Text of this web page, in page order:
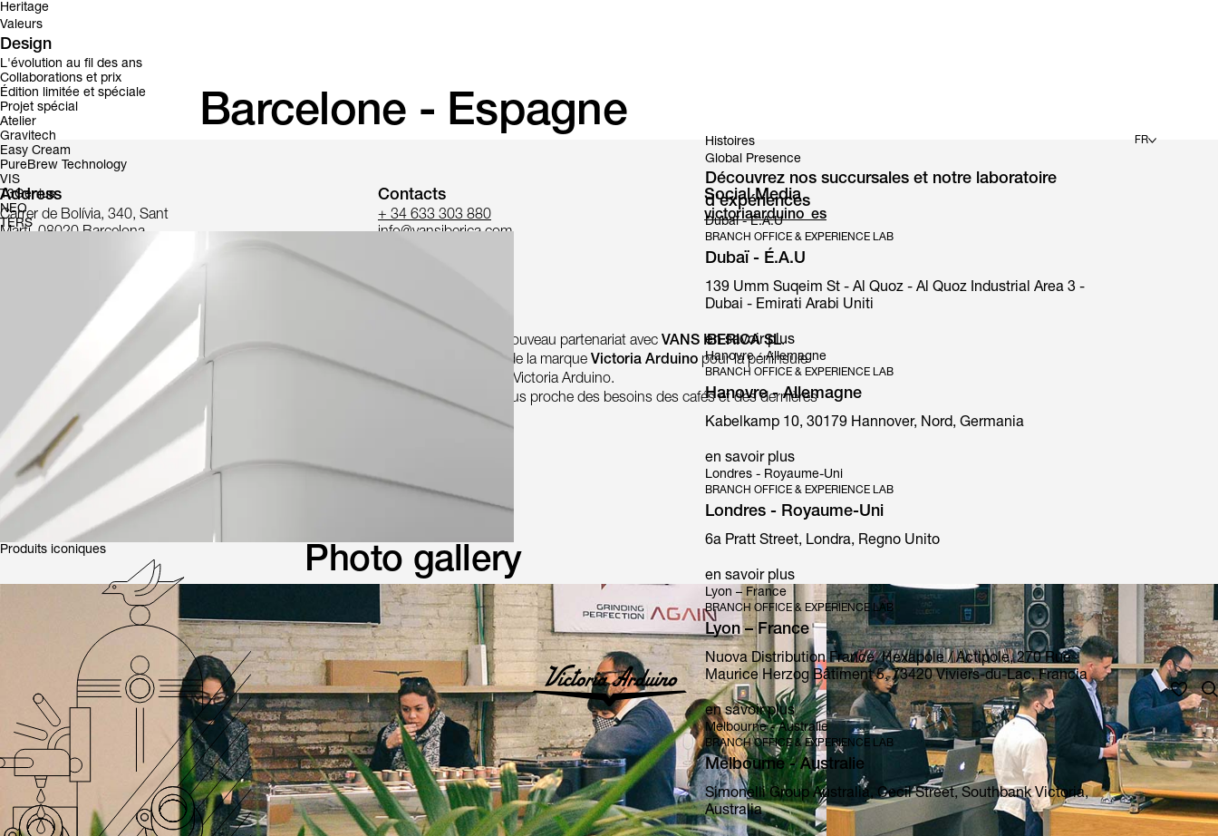
Heritage
Valeurs
Design
L'évolution au fil des ans
Collaborations et prix
Édition limitée et spéciale
Projet spécial
Atelier
Gravitech
Easy Cream
PureBrew Technology
VIS
T3Genius
NEO
TERS
Produits iconiques
Histoires
Global Presence
Découvrez nos succursales et notre laboratoire
d'expériences
Dubaï - É.A.U
BRANCH OFFICE & EXPERIENCE LAB
Dubaï - É.A.U
139 Umm Suqeim St - Al Quoz - Al Quoz Industrial Area 3 -
Dubai - Emirati Arabi Uniti
en savoir plus
Hanovre - Allemagne
BRANCH OFFICE & EXPERIENCE LAB
Hanovre - Allemagne
Kabelkamp 10, 30179 Hannover, Nord, Germania
en savoir plus
Londres - Royaume-Uni
BRANCH OFFICE & EXPERIENCE LAB
Londres - Royaume-Uni
6a Pratt Street, Londra, Regno Unito
en savoir plus
Lyon – France
BRANCH OFFICE & EXPERIENCE LAB
Lyon – France
Nuova Distribution France, Hexapole / Actipole, 270 Rue
Maurice Herzog Bâtiment 5, 73420 Viviers-du-Lac, Francia
en savoir plus
Melbourne - Australie
BRANCH OFFICE & EXPERIENCE LAB
Melbourne - Australie
Simonelli Group Australia, Cecil Street, Southbank Victoria,
Australia
FR
Barcelone - Espagne
Address
Carrer de Bolívia, 340, Sant
Martí, 08020 Barcelona,
Contacts
+ 34 633 303 880
info@vansiberica.com
Social Media
victoriaarduino_es
Le groupe Simonelli renforce sa présence en grâce à un nouveau partenariat avec VANS IBERICA SL.
Depuis octobre 2021, cette entreprise est devenue lenouvel importateur officiel de la marque Victoria Arduino pour la péninsule
ibérique. Un partenariat qui vise à renforcer la présence et la notoriété de la marque Victoria Arduino.
Dans le laboratoire d’expérience situé à
, il sera possible d’être encore plus proche des besoins des cafés et des dernières
tendances d’un secteur en constante évolution.
Photo gallery